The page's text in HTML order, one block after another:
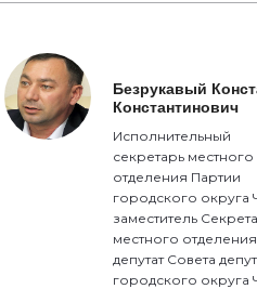
Безрукавый
Константинович
Исполнительный
секретарь местного
отделения Партии
городского округа
заместитель
местного
депутат Совета
городского округа